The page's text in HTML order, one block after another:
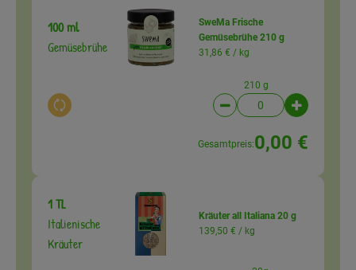
100 ml
Gemüsebrühe
Auswahl ändern
SweMa Frische
Gemüsebrühe 210 g
31,86 € / kg
210 g
Artikelanzahl
Gesamtpreis:0,00 €
1 TL
Italienische
Kräuter
Kräuter all Italiana 20 g
139,50 € / kg